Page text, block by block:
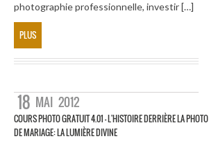
photographie professionnelle, investir […]
PLUS
18 MAI 2012
COURS PHOTO GRATUIT 4.01 – L'HISTOIRE DERRIÈRE LA PHOTO
DE MARIAGE: LA LUMIÈRE DIVINE